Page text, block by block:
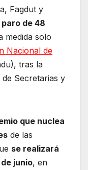
Fagdut y
paro de 48
medida solo
Nacional de
tras la
Secretarias y
que nuclea
de las
se realizará
de junio, en